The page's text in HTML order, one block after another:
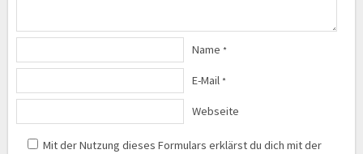
Name *
E-Mail *
Webseite
Mit der Nutzung dieses Formulars erklärst du dich mit der